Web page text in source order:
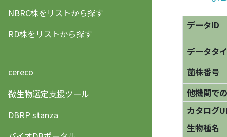
NBRC株をリストから探す
RD株をリストから探す
cereco
微生物選定支援ツール
DBRP stanza
データID
データタ
菌株番号
他機関で
カタログ
生物種名